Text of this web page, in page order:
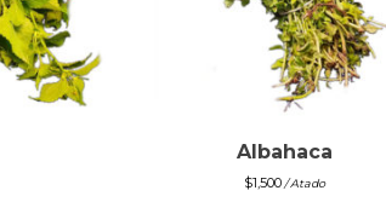
Albahaca
$1,500 / Atado